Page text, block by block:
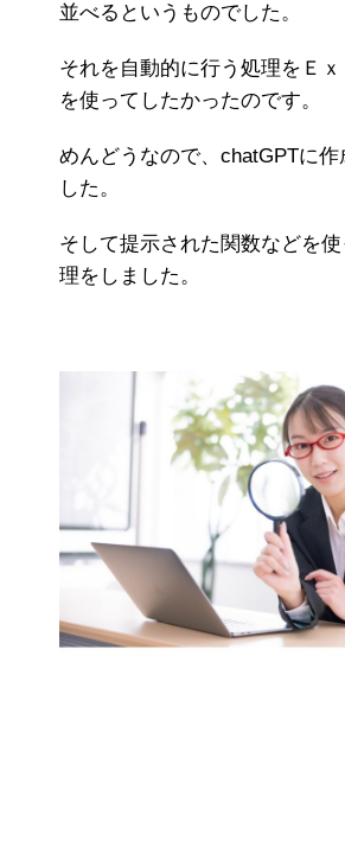
並べるというものでした。
それを自動的に行う処理をＥ
を使ってしたかったのです。
めんどうなので、chatGPTに作
した。
そして提示された関数などを
理をしました。